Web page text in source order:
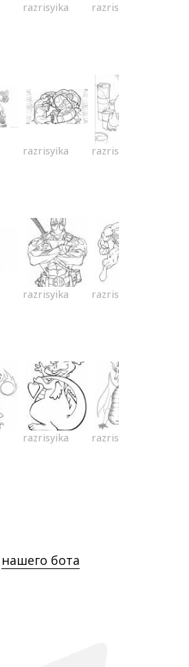
razrisyika razrisyika
razrisyika razrisyika
razrisyika razrisyika
razrisyika razrisyika
нашего бота